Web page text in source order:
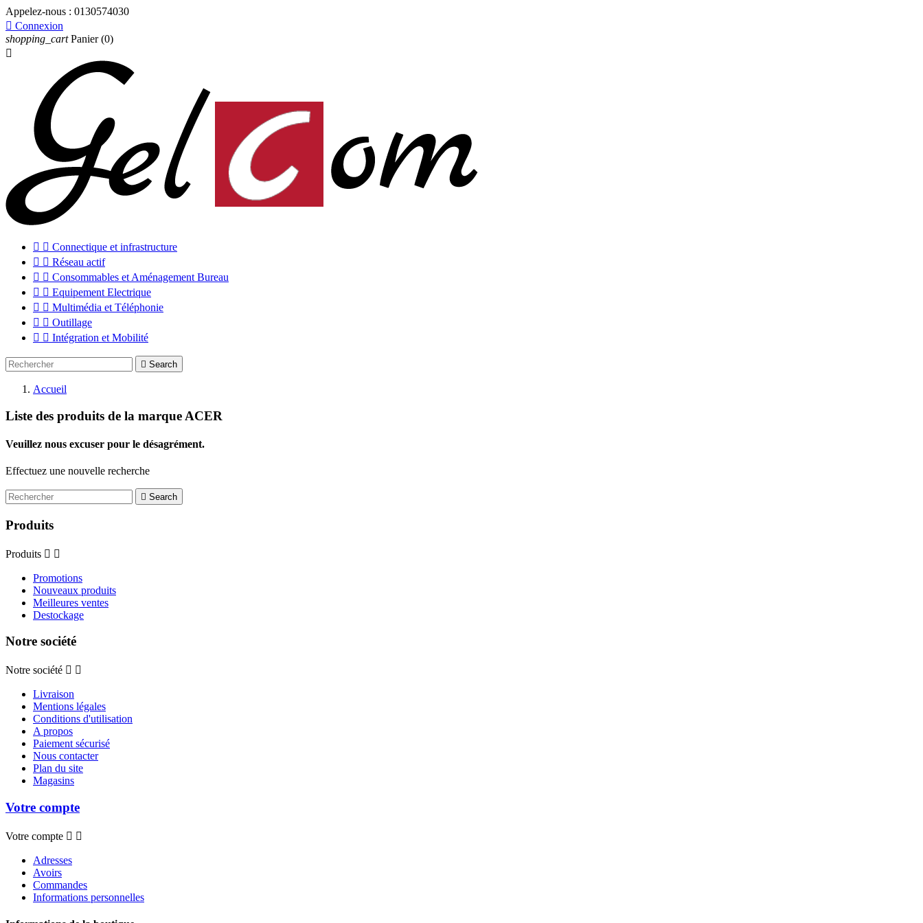
Appelez-nous : 0130574030
 Connexion
shopping_cart Panier (0)

  Connectique et infrastructure
  Réseau actif
  Consommables et Aménagement Bureau
  Equipement Electrique
  Multimédia et Téléphonie
  Outillage
  Intégration et Mobilité
 Search
Accueil
Liste des produits de la marque ACER
Veuillez nous excuser pour le désagrément.
Effectuez une nouvelle recherche
 Search
Produits
Produits  
Promotions
Nouveaux produits
Meilleures ventes
Destockage
Notre société
Notre société  
Livraison
Mentions légales
Conditions d'utilisation
A propos
Paiement sécurisé
Nous contacter
Plan du site
Magasins
Votre compte
Votre compte  
Adresses
Avoirs
Commandes
Informations personnelles